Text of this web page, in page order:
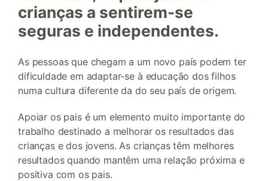
crianças a sentirem-se
seguras e independentes.
As pessoas que chegam a um novo país podem ter
dificuldade em adaptar-se à educação dos filhos
numa cultura diferente da do seu país de origem.
Apoiar os pais é um elemento muito importante do
trabalho destinado a melhorar os resultados das
crianças e dos jovens. As crianças têm melhores
resultados quando mantêm uma relação próxima e
positiva com os pais.